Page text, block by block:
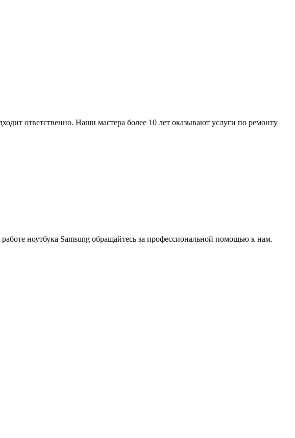
ответственно. Наши мастера более 10 лет оказывают услуги по ремонту
ноутбука Samsung обращайтесь за профессиональной помощью к нам.